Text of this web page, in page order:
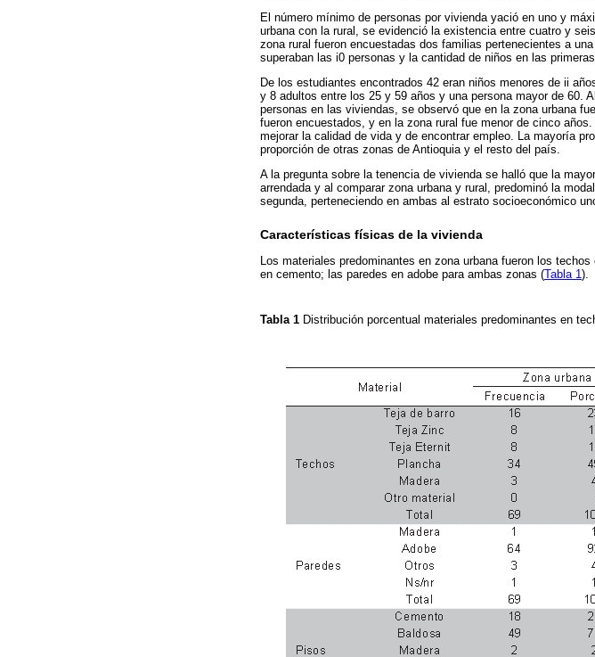
El número mínimo de personas por vivienda yació en uno y
urbana con la rural, se evidenció la existencia entre cuatro y
zona rural fueron encuestadas dos familias pertenecientes a
superaban las i0 personas y la cantidad de niños en las
De los estudiantes encontrados 42 eran niños menores de ii
y 8 adultos entre los 25 y 59 años y una persona mayor de 60.
personas en las viviendas, se observó que en la zona urbana
fueron encuestados, y en la zona rural fue menor de cinco
mejorar la calidad de vida y de encontrar empleo. La mayoría
proporción de otras zonas de Antioquia y el resto del país.
A la pregunta sobre la tenencia de vivienda se halló que la
arrendada y al comparar zona urbana y rural, predominó la
segunda, perteneciendo en ambas al estrato socioeconómico
Características físicas de la vivienda
Los materiales predominantes en zona urbana fueron los
en cemento; las paredes en adobe para ambas zonas (Tabla 1).
Tabla 1 Distribución porcentual materiales predominantes en